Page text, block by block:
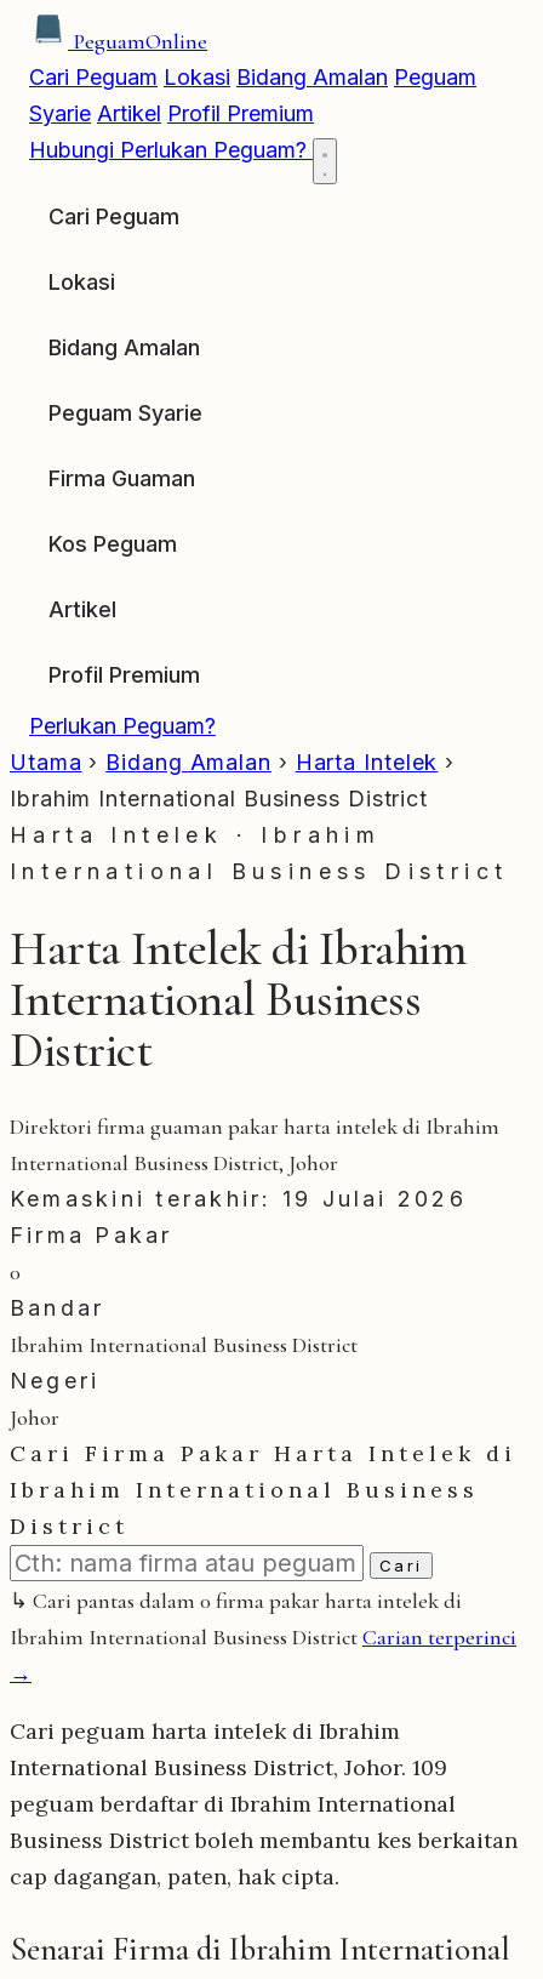
PeguamOnline
Cari Peguam Lokasi Bidang Amalan Peguam
Syarie Artikel Profil Premium
Hubungi Perlukan Peguam?
Cari Peguam
Lokasi
Bidang Amalan
Peguam Syarie
Firma Guaman
Kos Peguam
Artikel
Profil Premium
Perlukan Peguam?
Utama › Bidang Amalan › Harta Intelek ›
Ibrahim International Business District
Harta Intelek · Ibrahim
International Business District
Harta Intelek di Ibrahim
International Business
District
Direktori firma guaman pakar harta intelek di Ibrahim
International Business District, Johor
Kemaskini terakhir: 19 Julai 2026
Firma Pakar
0
Bandar
Ibrahim International Business District
Negeri
Johor
Cari Firma Pakar Harta Intelek di
Ibrahim International Business
District
Cari
↳ Cari pantas dalam 0 firma pakar harta intelek di
Ibrahim International Business DistrictCarian terperinci
→
Cari peguam harta intelek di Ibrahim
International Business District, Johor. 109
peguam berdaftar di Ibrahim International
Business District boleh membantu kes berkaitan
cap dagangan, paten, hak cipta.
Senarai Firma di Ibrahim International